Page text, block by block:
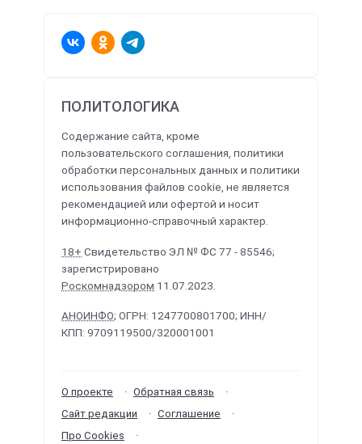
ПОЛИТОЛОГИКА
Содержание сайта, кроме
пользовательского соглашения, политики
обработки персональных данных и политики
использования файлов cookie, не является
рекомендацией или офертой и носит
информационно-справочный характер.
18+ Свидетельство ЭЛ № ФС 77 - 85546;
зарегистрировано
Роскомнадзором 11.07.2023.
АНОИНФО; ОГРН: 1247700801700; ИНН/
КПП: 9709119500/320001001
О проекте
Обратная связь
Сайт редакции
Соглашение
Про Cookies